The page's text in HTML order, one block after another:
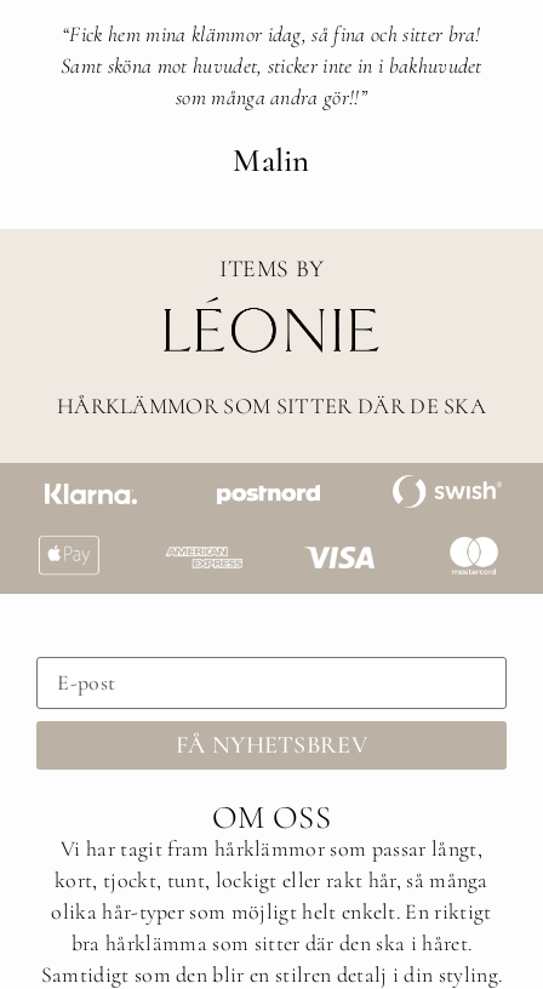
“Fick hem mina klämmor idag, så fina och sitter bra!
Samt sköna mot huvudet, sticker inte in i bakhuvudet
som många andra gör!!”
Malin
ITEMS BY
HÅRKLÄMMOR SOM SITTER DÄR DE SKA
FÅ NYHETSBREV
OM OSS
Vi har tagit fram hårklämmor som passar långt,
kort, tjockt, tunt, lockigt eller rakt hår, så många
olika hår-typer som möjligt helt enkelt. En riktigt
bra hårklämma som sitter där den ska i håret.
Samtidigt som den blir en stilren detalj i din styling.